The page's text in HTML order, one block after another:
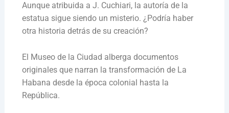
Aunque atribuida a J. Cuchiari, la autoría de la
estatua sigue siendo un misterio. ¿Podría haber
otra historia detrás de su creación?
El Museo de la Ciudad alberga documentos
originales que narran la transformación de La
Habana desde la época colonial hasta la
República.